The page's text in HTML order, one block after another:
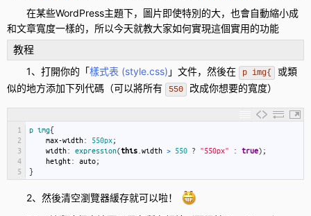
在某些WordPress主題下， 圖片即使特別的大，也會自動縮小成
和文章寬度一樣的，所以今天就教大家如何實現這個實用的功能
教程
1、打開你的「樣式表 (style.css) 」文件，然後在 p img{
或類
似的地方添加下列代碼（可以將所有
550 改成你想要的寬度）
1
2
3
4
5
p img{
max-width: 550px;
width: expression(this width > 550 ? "550px" : true) ;
height: auto;
}
2、然後清空瀏覽器緩存就可以啦！